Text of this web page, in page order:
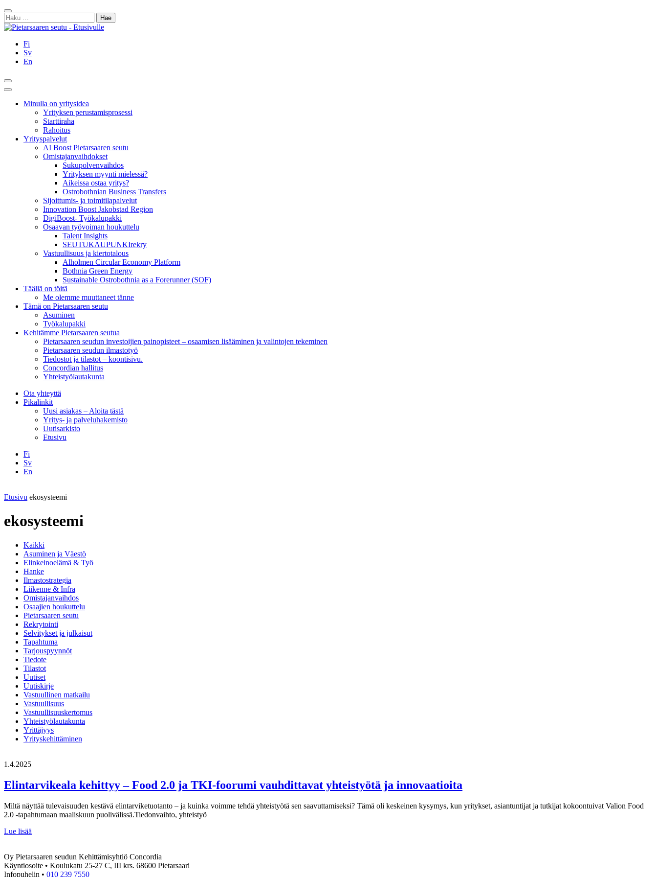
Siirry
sisältöön
Sulje
Haku:
Fi
Sv
En
Hae
Päävalikko
Minulla on yritysidea
Yrityksen perustamisprosessi
Starttiraha
Rahoitus
Yrityspalvelut
AI Boost Pietarsaaren seutu
Omistajanvaihdokset
Sukupolvenvaihdos
Yrityksen myynti mielessä?
Aikeissa ostaa yritys?
Ostrobothnian Business Transfers
Sijoittumis- ja toimitilapalvelut
Innovation Boost Jakobstad Region
DigiBoost- Työkalupakki
Osaavan työvoiman houkuttelu
Talent Insights
SEUTUKAUPUNKIrekry
Vastuullisuus ja kiertotalous
Alholmen Circular Economy Platform
Bothnia Green Energy
Sustainable Ostrobothnia as a Forerunner (SOF)
Täällä on töitä
Me olemme muuttaneet tänne
Tämä on Pietarsaaren seutu
Asuminen
Työkalupakki
Kehitämme Pietarsaaren seutua
Pietarsaaren seudun investoijien painopisteet – osaamisen lisääminen ja valintojen tekeminen
Pietarsaaren seudun ilmastotyö
Tiedostot ja tilastot – koontisivu.
Concordian hallitus
Yhteistyölautakunta
Ota yhteyttä
Pikalinkit
Uusi asiakas – Aloita tästä
Yritys- ja palveluhakemisto
Uutisarkisto
Etusivu
Fi
Sv
En
Etusivu ekosysteemi
ekosysteemi
Kaikki
Asuminen ja Väestö
Elinkeinoelämä & Työ
Hanke
Ilmastostrategia
Liikenne & Infra
Omistajanvaihdos
Osaajien houkuttelu
Pietarsaaren seutu
Rekrytointi
Selvitykset ja julkaisut
Tapahtuma
Tarjouspyynnöt
Tiedote
Tilastot
Uutiset
Uutiskirje
Vastuullinen matkailu
Vastuullisuus
Vastuullisuuskertomus
Yhteistyölautakunta
Yrittäjyys
Yrityskehittäminen
1.4.2025
Elintarvikeala kehittyy – Food 2.0 ja TKI-foorumi vauhdittavat yhteistyötä ja innovaatioita
Miltä näyttää tulevaisuuden kestävä elintarviketuotanto – ja kuinka voimme tehdä yhteistyötä sen saavuttamiseksi? Tämä oli keskeinen kysymys, kun yritykset, asiantuntijat ja tutkijat kokoontuivat Valion Food
2.0 -tapahtumaan maaliskuun puolivälissä.Tiedonvaihto, yhteistyö
Lue lisää
Food
2.0
ja
Oy Pietarsaaren seudun Kehittämisyhtiö Concordia
Käyntiosoite • Koulukatu 25-27 C, III krs. 68600 Pietarsaari
Infopuhelin • 010 239 7550